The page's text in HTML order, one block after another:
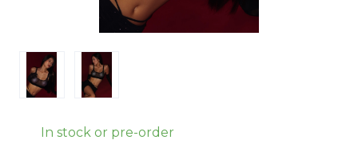
In stock or pre-order